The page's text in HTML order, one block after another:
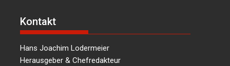
Kontakt
Hans Joachim Lodermeier
Herausgeber & Chefredakteur